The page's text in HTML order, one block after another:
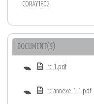
CORAY1802
DOCUMENT(S)
rc-1.pdf
rc-annexe-1-1.pdf